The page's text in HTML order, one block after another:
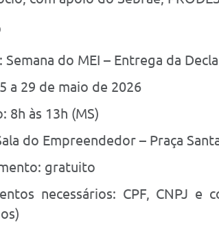
Semana do MEI – Entrega da
a 29 de maio de 2026
8h às 13h (MS)
do Empreendedor – Praça
gratuito
necessários: CPF, CNPJ